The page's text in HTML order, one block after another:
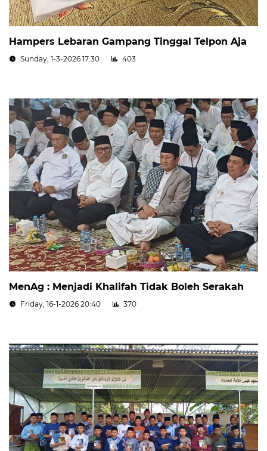
Hampers Lebaran Gampang Tinggal Telpon Aja
Sunday, 1-3-2026 17:30 403
MenAg : Menjadi Khalifah Tidak Boleh Serakah
Friday, 16-1-2026 20:40 370